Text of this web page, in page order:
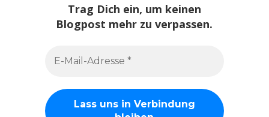
Trag Dich ein, um keinen
Blogpost mehr zu verpassen.